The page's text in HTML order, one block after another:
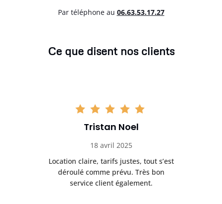
Par téléphone au 06.63.53.17.27
Ce que disent nos clients
Tristan Noel
18 avril 2025
Location claire, tarifs justes, tout s’est
déroulé comme prévu. Très bon
service client également.